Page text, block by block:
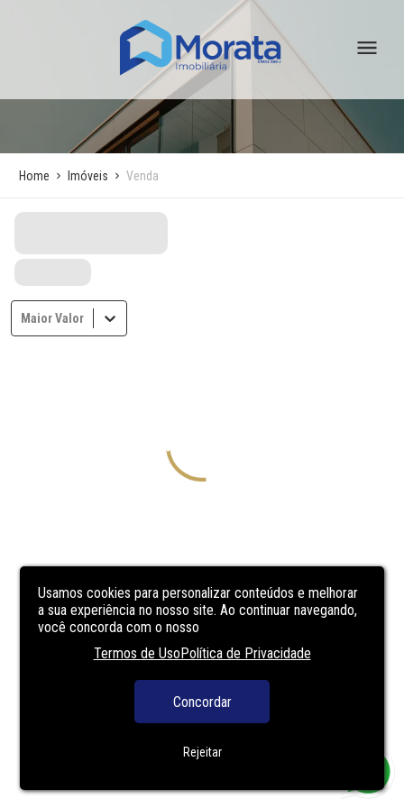
Usamos cookies para personalizar conteúdos e melhorar
a sua experiência no nosso site. Ao continuar navegando,
você concorda com o nosso
Termos de UsoPolítica de Privacidade
Concordar
Rejeitar
Home Imóveis Venda
Maior Valor